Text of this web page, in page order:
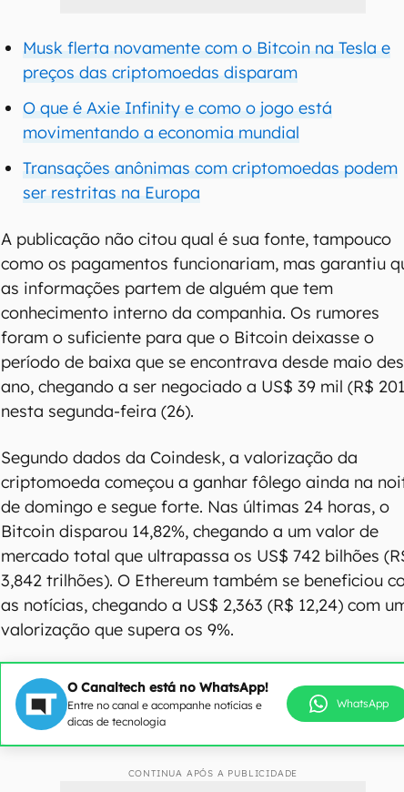
Musk flerta novamente com o Bitcoin na Tesla e
preços das criptomoedas disparam
O que é Axie Infinity e como o jogo está
movimentando a economia mundial
Transações anônimas com criptomoedas podem
ser restritas na Europa
A publicação não citou qual é sua fonte, tampouco
como os pagamentos funcionariam, mas garantiu
as informações partem de alguém que tem
conhecimento interno da companhia. Os rumores
foram o suficiente para que o Bitcoin deixasse o
período de baixa que se encontrava desde maio
ano, chegando a ser negociado a US$ 39 mil (R$
nesta segunda-feira (26).
Segundo dados da Coindesk, a valorização da
criptomoeda começou a ganhar fôlego ainda na
de domingo e segue forte. Nas últimas 24 horas, o
Bitcoin disparou 14,82%, chegando a um valor de
mercado total que ultrapassa os US$ 742 bilhões
3,842 trilhões). O Ethereum também se beneficiou
as notícias, chegando a US$ 2,363 (R$ 12,24) com
valorização que supera os 9%.
O Canaltech está no WhatsApp!
Entre no canal e acompanhe notícias e
dicas de tecnologia
WhatsApp
CONTINUA APÓS A PUBLICIDADE